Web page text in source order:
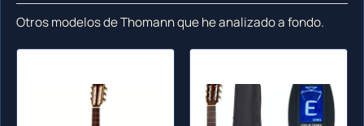
Otros modelos de Thomann que he analizado a fondo.